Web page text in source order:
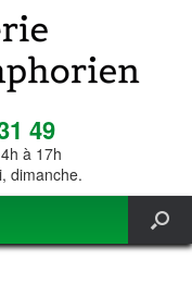
49
à 17h
dimanche.